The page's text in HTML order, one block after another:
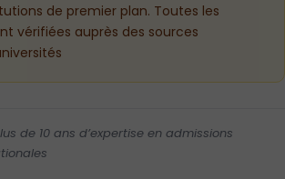
de premier plan. Toutes les
vérifiées auprès des sources
universités.
Plus de 10 ans d’expertise en admissions